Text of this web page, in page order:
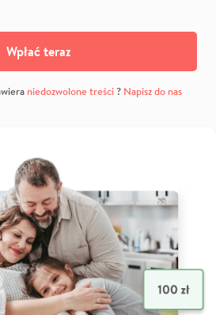
Wpłać teraz
niedozwolone treści? Napisz do nas